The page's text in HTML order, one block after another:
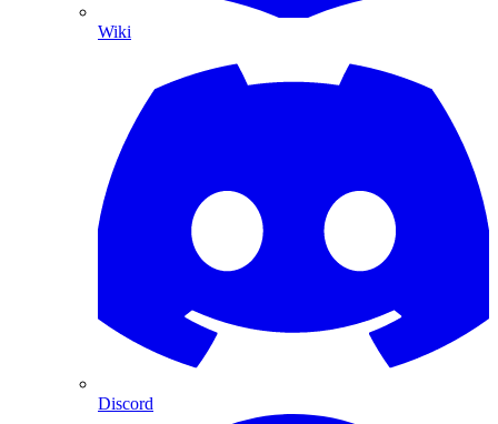
Wiki
Discord